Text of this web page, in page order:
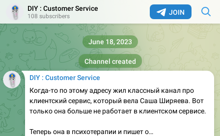
JOIN
DIY : Customer Service
108 subscribers
Channel created
June 18, 2023
DIY : Customer Service
Когда-то по этому адресу жил классный канал про
клиентский сервис, который вела Саша Ширяева. Вот
только она больше не работает в клиентском сервисе.
Теперь она в психотерапии и пишет о…